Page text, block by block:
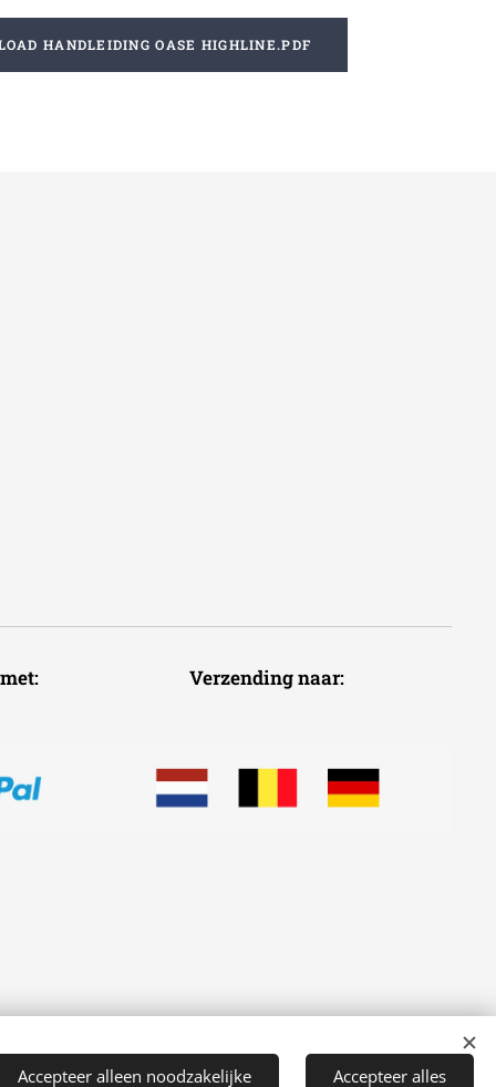
HANDLEIDING OASE HIGHLINE.PDF
met: Verzending naar:
Accepteer alleen noodzakelijke Accepteer alles